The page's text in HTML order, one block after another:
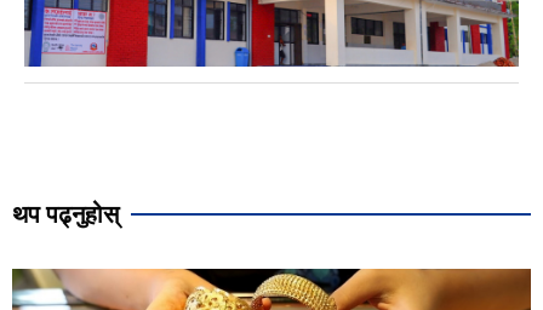
थप पढ्नुहोस्